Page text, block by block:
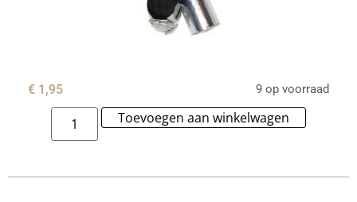
€ 1,95 9 op voorraad
Toevoegen aan winkelwagen